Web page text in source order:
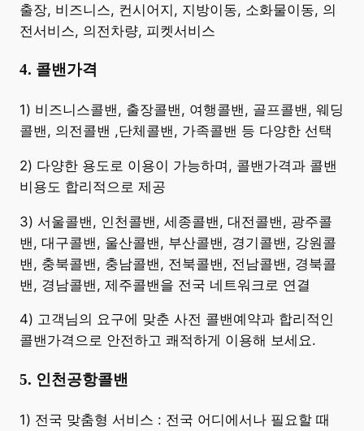
출장, 비즈니스, 컨시어지, 지방이동, 소화물이동, 의
전서비스, 의전차량, 피켓서비스
4. 콜밴가격
​1) 비즈니스콜밴, 출장콜밴, 여행콜밴, 골프콜밴, 웨딩
콜밴, 의전콜밴 ,단체콜밴, 가족콜밴 등 다양한 선택
2) 다양한 용도로 이용이 가능하며, 콜밴가격과 콜밴
비용도 합리적으로 제공
3) 서울콜밴, 인천콜밴, 세종콜밴, 대전콜밴, 광주콜
밴, 대구콜밴, 울산콜밴, 부산콜밴, 경기콜밴, 강원콜
밴, 충북콜밴, 충남콜밴, 전북콜밴, 전남콜밴, 경북콜
밴, 경남콜밴, 제주콜밴을 전국 네트워크로 연결
4) 고객님의 요구에 맞춘 사전 콜밴예약과 합리적인
콜밴가격으로 안전하고 쾌적하게 이용해 보세요.
5. 인천공항콜밴
​1) 전국 맞춤형 서비스 : 전국 어디에서나 필요할 때